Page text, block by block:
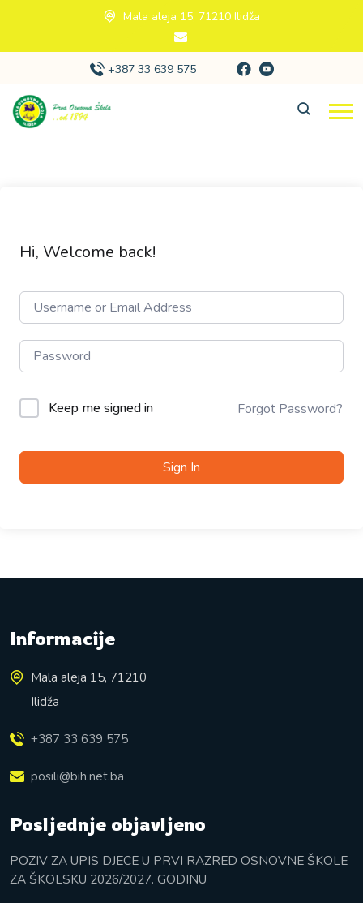
Mala aleja 15, 71210 Ilidža
+387 33 639 575
Hi, Welcome back!
Keep me signed in Forgot Password?
Sign In
Informacije
Mala aleja 15, 71210
Ilidža
+387 33 639 575
posili@bih.net.ba
Posljednje objavljeno
POZIV ZA UPIS DJECE U PRVI RAZRED OSNOVNE ŠKOLE
ZA ŠKOLSKU 2026/2027. GODINU